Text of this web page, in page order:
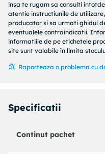
Lungime [mm] : 456
Diametru alezaj flansa
Articol completare/Info
Articol extins/Informatii de
Filet interior (mm) : M10x1
Cod MAPP disponibil :
Partea de montare : Axa
: 330997
HONDA : 01465SDAA01
BENDIX : 172896B
insa te rugam sa consulti
atentie instructiunile de
producator si sa urmati ghidul
eventualele contraindicatii.
informatiile de pe etichetele
site sunt valabile în limita
Raporteaza o problema cu
Specificatii
Continut pachet